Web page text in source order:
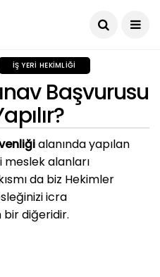
İŞ YERI HEKIMLIĞI
Başvurusu
alanında yapılan
meslek alanları
da biz Hekimler
icra
diğeridir.